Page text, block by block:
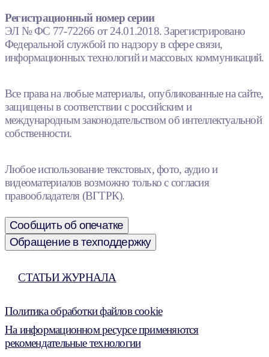
Регистрационный номер серии
ЭЛ № ФС 77-72266 от 24.01.2018. Зарегистрировано
Федеральной службой по надзору в сфере связи,
информационных технологий и массовых коммуникаций.
Все права на любые материалы, опубликованные на сайте,
защищены в соответствии с российским и
международным законодательством об интеллектуальной
собственности.
Любое использование текстовых, фото, аудио и
видеоматериалов возможно только с согласия
правообладателя (ВГТРК).
Сообщить об опечатке
Обращение в техподдержку
СТАТЬИ ЖУРНАЛА
Политика обработки файлов cookie
На информационном ресурсе применяются
рекомендательные технологии